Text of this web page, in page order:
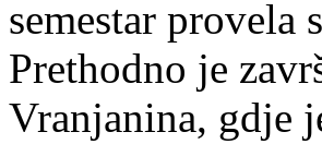
semestar
Prethodno je
Vranjanina, gdje